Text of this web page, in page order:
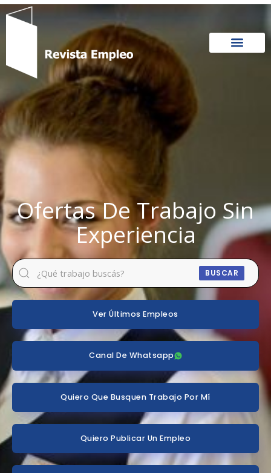
Ir
Ofertas De Trabajo Sin
Experiencia
BUSCAR
Ver Últimos Empleos
Canal De Whatsapp
Quiero Que Busquen Trabajo Por Mí
Quiero Publicar Un Empleo